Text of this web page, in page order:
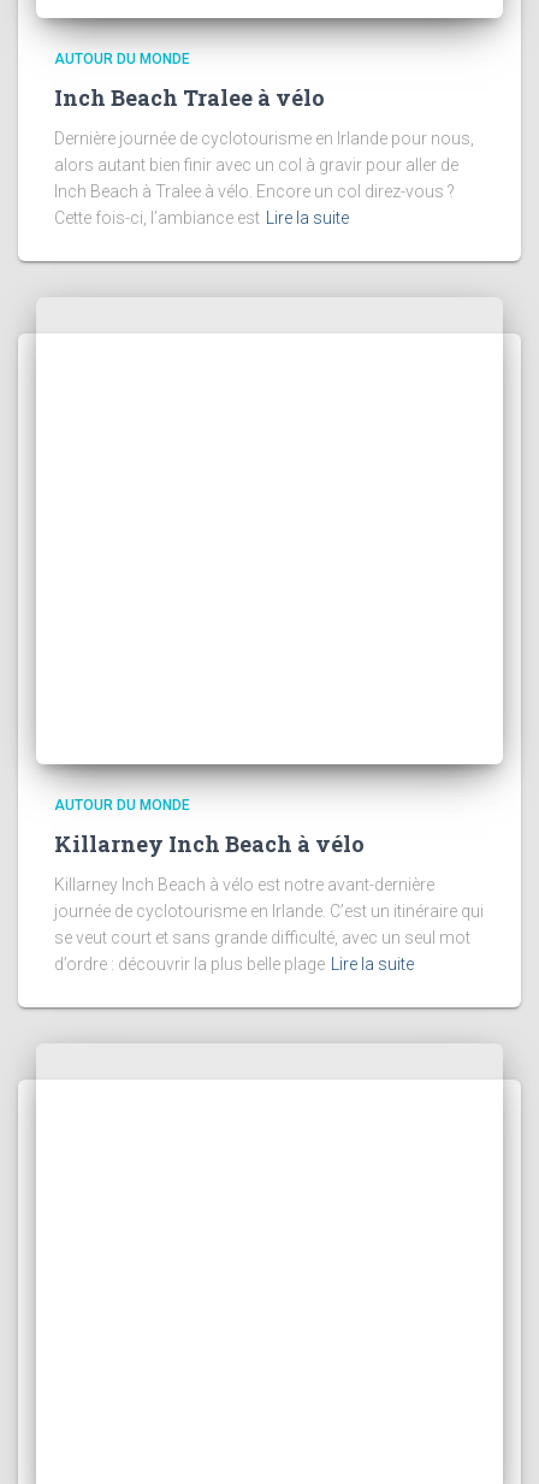
AUTOUR DU MONDE
Inch Beach Tralee à vélo
Dernière journée de cyclotourisme en Irlande pour nous,
alors autant bien finir avec un col à gravir pour aller de
Inch Beach à Tralee à vélo. Encore un col direz-vous ?
Cette fois-ci, l’ambiance est
Lire la suite
AUTOUR DU MONDE
Killarney Inch Beach à vélo
Killarney Inch Beach à vélo est notre avant-dernière
journée de cyclotourisme en Irlande. C’est un itinéraire qui
se veut court et sans grande difficulté, avec un seul mot
d’ordre : découvrir la plus belle plage
Lire la suite